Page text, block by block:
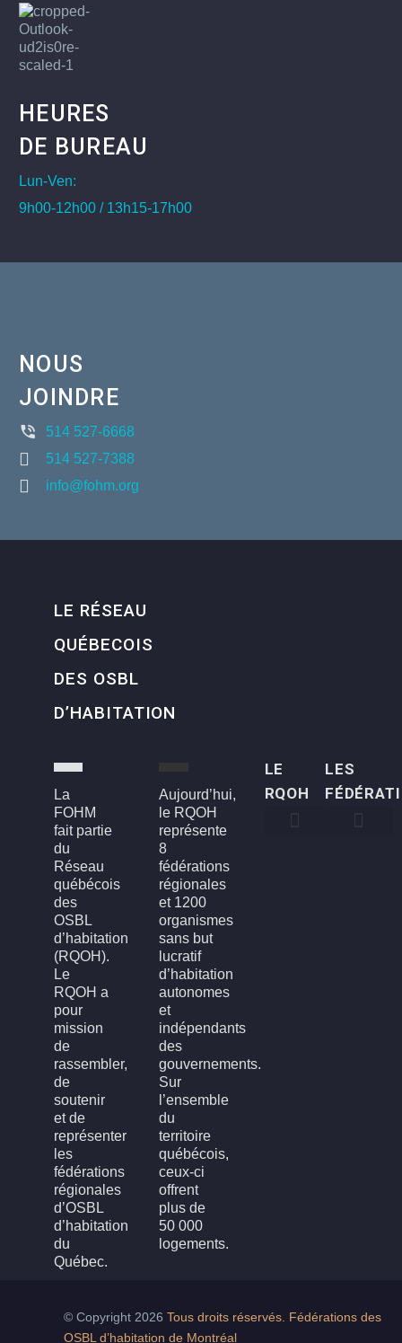
HEURES
DE BUREAU
Lun-Ven:
9h00-12h00 / 13h15-17h00
NOUS
JOINDRE
514 527-6668
514 527-7388
info@fohm.org
LE RÉSEAU
QUÉBECOIS
DES OSBL
D’HABITATION
La
FOHM
fait partie
du
Réseau
québécois
des
OSBL
d’habitation
(RQOH).
Le
RQOH a
pour
mission
de
rassembler,
de
soutenir
et de
représenter
les
fédérations
régionales
d’OSBL
d’habitation
du
Québec.
Aujourd’hui,
le RQOH
représente
8
fédérations
régionales
et 1200
organismes
sans but
lucratif
d’habitation
autonomes
et
indépendants
des
gouvernements.
Sur
l’ensemble
du
territoire
québécois,
ceux-ci
offrent
plus de
50 000
logements.
LE
RQOH
LES
© Copyright 2026 Tous droits réservés. Fédérations des
OSBL d’habitation de Montréal